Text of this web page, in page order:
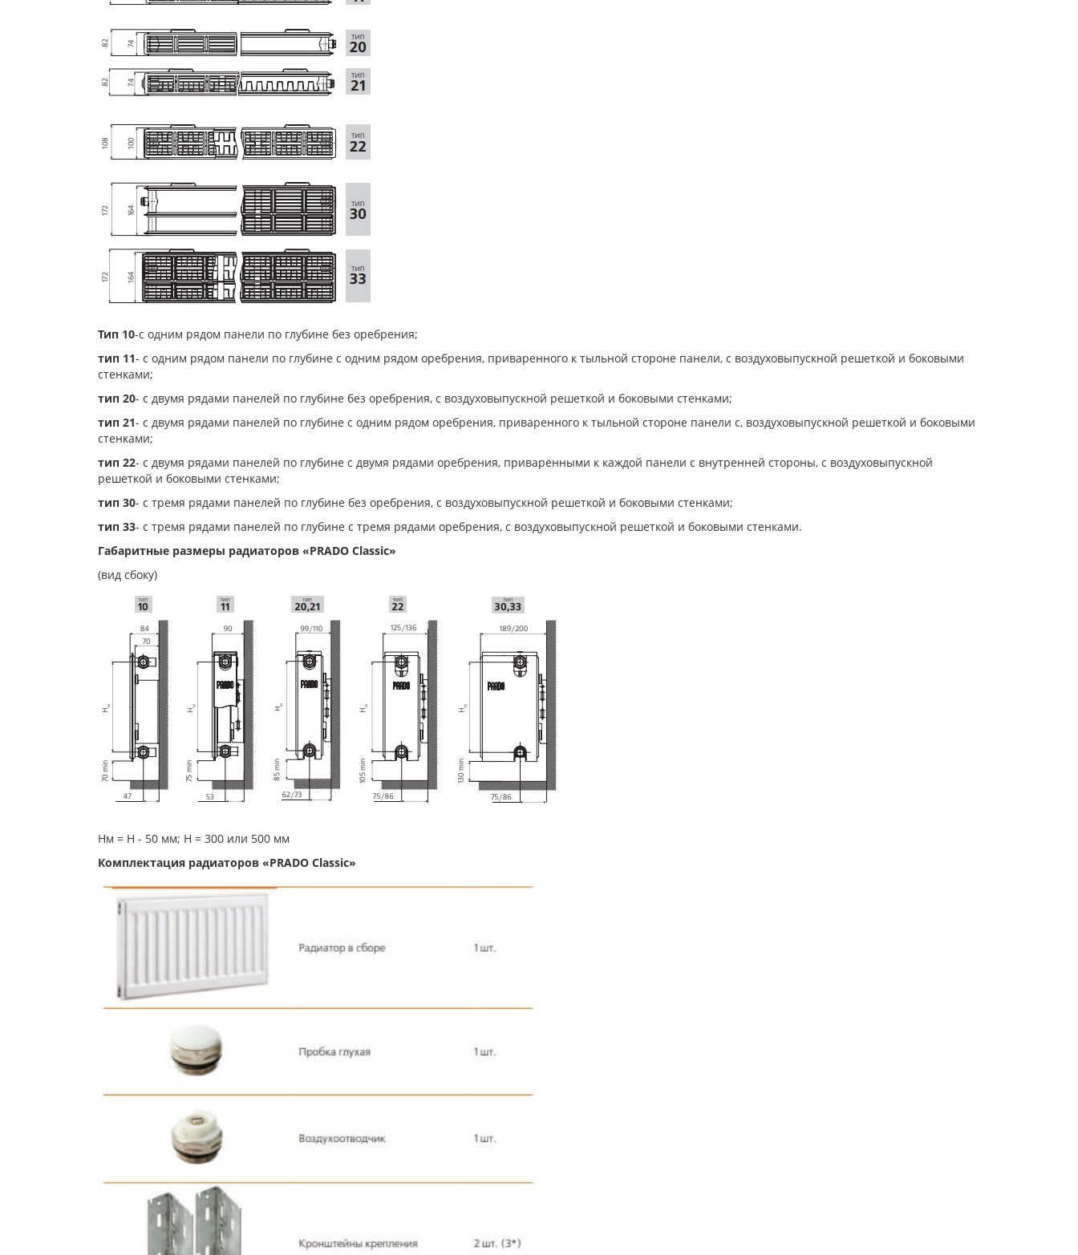
Тип 10-с одним рядом панели по глубине без оребрения;
тип 11- с одним рядом панели по глубине с одним рядом оребрения, приваренного к тыльной стороне панели, с воздуховыпускной решеткой и боковыми
стенками;
тип 20- с двумя рядами панелей по глубине без оребрения, с воздуховыпускной решеткой и боковыми стенками;
тип 21- с двумя рядами панелей по глубине с одним рядом оребрения, приваренного к тыльной стороне панели с, воздуховыпускной решеткой и боковыми
стенками;
тип 22- с двумя рядами панелей по глубине с двумя рядами оребрения, приваренными к каждой панели с внутренней стороны, с воздуховыпускной
решеткой и боковыми стенками;
тип 30- с тремя рядами панелей по глубине без оребрения, с воздуховыпускной решеткой и боковыми стенками;
тип 33- с тремя рядами панелей по глубине с тремя рядами оребрения, с воздуховыпускной решеткой и боковыми стенками.
Габаритные размеры радиаторов «PRADO Classic»
(вид сбоку)
Нм = Н - 50 мм; Н = 300 или 500 мм
Комплектация радиаторов «PRADO Classic»